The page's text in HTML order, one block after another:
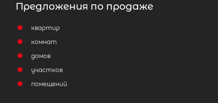
Предложения по продаже
квартир
комнат
домов
участков
помещений